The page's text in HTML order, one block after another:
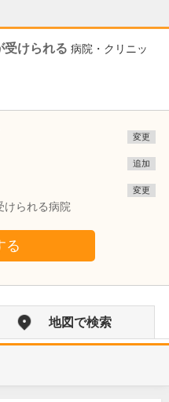
受けられる 病院・クリニッ
変更
追加
けられる病院
変更
る
地図で検索